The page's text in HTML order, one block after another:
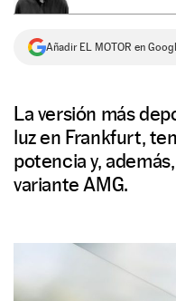
Añadir EL MOTOR en
La versión más
luz en Frankfurt,
potencia y,
variante AMG.